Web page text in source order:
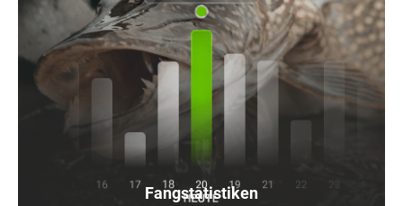
Fangstatistiken